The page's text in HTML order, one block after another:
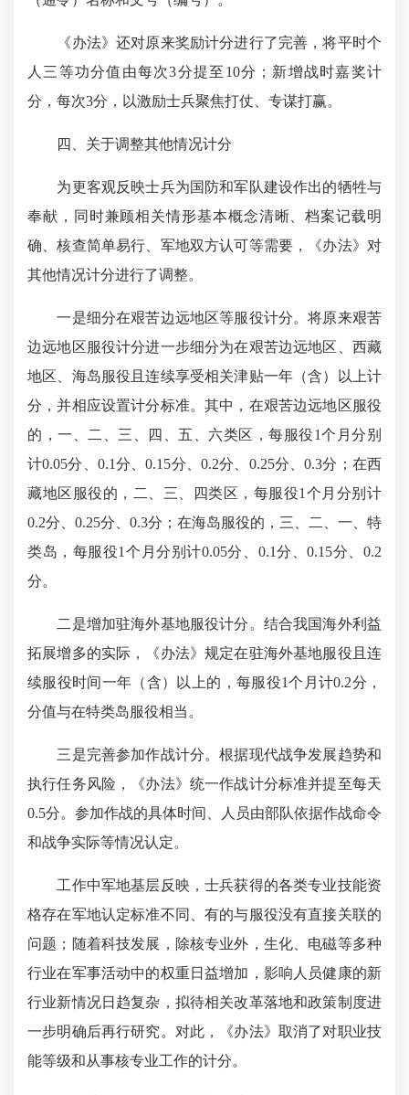
《办法》还对原来奖励计分进行了完善，将平时个
人三等功分值由每次3分提至10分；新增战时嘉奖计
分，每次3分，以激励士兵聚焦打仗、专谋打赢。
四、关于调整其他情况计分
为更客观反映士兵为国防和军队建设作出的牺牲与
奉献，同时兼顾相关情形基本概念清晰、档案记载明
确、核查简单易行、军地双方认可等需要，《办法》对
其他情况计分进行了调整。
一是细分在艰苦边远地区等服役计分。将原来艰苦
边远地区服役计分进一步细分为在艰苦边远地区、西藏
地区、海岛服役且连续享受相关津贴一年（含）以上计
分，并相应设置计分标准。其中，在艰苦边远地区服役
的，一、二、三、四、五、六类区，每服役1个月分别
计0.05分、0.1分、0.15分、0.2分、0.25分、0.3分；在西
藏地区服役的，二、三、四类区，每服役1个月分别计
0.2分、0.25分、0.3分；在海岛服役的，三、二、一、特
类岛，每服役1个月分别计0.05分、0.1分、0.15分、0.2
分。
二是增加驻海外基地服役计分。结合我国海外利益
拓展增多的实际，《办法》规定在驻海外基地服役且连
续服役时间一年（含）以上的，每服役1个月计0.2分，
分值与在特类岛服役相当。
三是完善参加作战计分。根据现代战争发展趋势和
执行任务风险，《办法》统一作战计分标准并提至每天
0.5分。参加作战的具体时间、人员由部队依据作战命令
和战争实际等情况认定。
工作中军地基层反映，士兵获得的各类专业技能资
格存在军地认定标准不同、有的与服役没有直接关联的
问题；随着科技发展，除核专业外，生化、电磁等多种
行业在军事活动中的权重日益增加，影响人员健康的新
行业新情况日趋复杂，拟待相关改革落地和政策制度进
一步明确后再行研究。对此，《办法》取消了对职业技
能等级和从事核专业工作的计分。